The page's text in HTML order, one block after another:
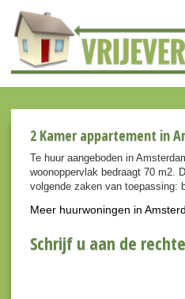
2 Kamer appartement in
Te huur aangeboden in
woonoppervlak bedraagt 70 m2.
volgende zaken van toepassing:
Meer huurwoningen in
Schrijf u aan de